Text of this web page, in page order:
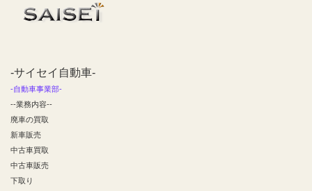
-サイセイ自動車-
-自動車事業部-
--業務内容--
廃車の買取
新車販売
中古車買取
中古車販売
下取り